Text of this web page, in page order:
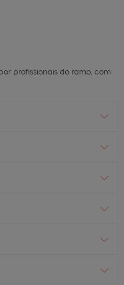
profissionais do ramo, com